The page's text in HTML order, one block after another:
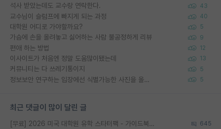
석사 받았는데도 교수랑 연락한다. 43
교수님이 슬럼프에 빠지게 되는 과정 40
대학원 어디로 가야할까요? 5
가슴에 손을 올려놓고 싫어하는 사람 불공정하게 리뷰 9
편애 하는 방법 12
이사이트가 처음엔 정말 도움많이됐는데 13
커뮤니티는 다 쓰레기통이지 5
정보보안 연구하는 입장에선 식별가능한 사진을 올리는건 비추이긴함 5
최근 댓글이 많이 달린 글
[무료] 2026 미국 대학원 유학 스타터팩 - 가이드북 & 합격자 컨택메일 템플릿 645